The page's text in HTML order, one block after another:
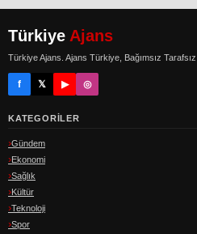
Türkiye Ajans
Türkiye Ajans. Ajans Türkiye, Bağımsız
f 𝕏 ▶ ◎
KATEGORILER
Gündem
Ekonomi
Sağlık
Kültür
Teknoloji
Spor